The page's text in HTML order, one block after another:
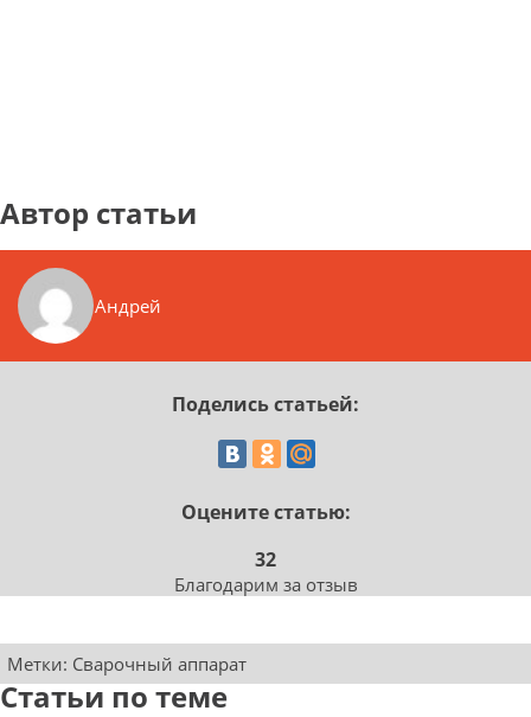
Автор статьи
Андрей
Поделись статьей:
Оцените статью:
32
Благодарим за отзыв
Метки: Сварочный аппарат
Статьи по теме